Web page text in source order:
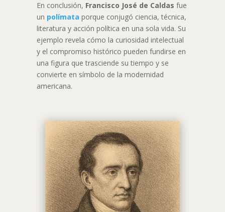
En conclusión, Francisco José de Caldas fue
un polímata porque conjugó ciencia, técnica,
literatura y acción política en una sola vida. Su
ejemplo revela cómo la curiosidad intelectual
y el compromiso histórico pueden fundirse en
una figura que trasciende su tiempo y se
convierte en símbolo de la modernidad
americana.